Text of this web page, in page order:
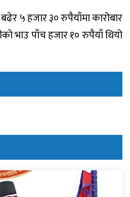
५ हजार ३० रुपैयाँमा कारोबार
भाउ पाँच हजार १० रुपैयाँ थियो